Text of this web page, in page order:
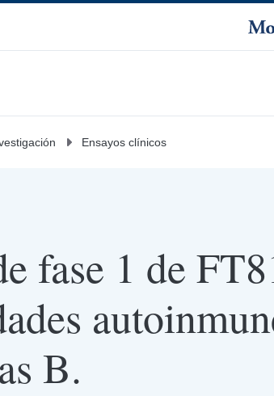
Ensayos clínicos
fase 1 de
B.